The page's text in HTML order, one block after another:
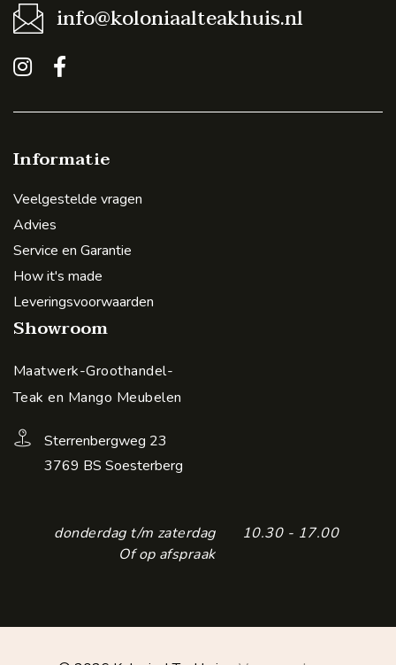
info@koloniaalteakhuis.nl
Informatie
Veelgestelde vragen
Advies
Service en Garantie
How it's made
Leveringsvoorwaarden
Showroom
Maatwerk-Groothandel-
Teak en Mango Meubelen
Sterrenbergweg 23
3769 BS Soesterberg
donderdag t/m zaterdag
10.30 - 17.00
Of op afspraak